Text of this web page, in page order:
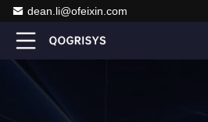
dean.li@ofeixin.com